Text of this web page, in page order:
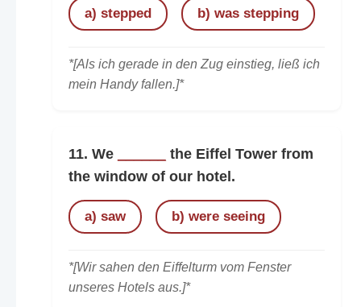
a) stepped b) was stepping
*[Als ich gerade in den Zug einstieg, ließ ich
mein Handy fallen.]*
11. We
the Eiffel Tower from
the window of our hotel.
a) saw b) were seeing
*[Wir sahen den Eiffelturm vom Fenster
unseres Hotels aus.]*